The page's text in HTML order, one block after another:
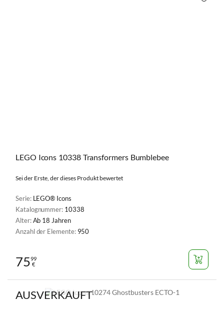
LEGO Icons 10338 Transformers Bumblebee
Sei der Erste, der dieses Produkt bewertet
Serie: LEGO® Icons
Katalognummer: 10338
Alter:Ab 18 Jahren
Anzahl der Elemente: 950
7599
€
AUSVERKAUFT